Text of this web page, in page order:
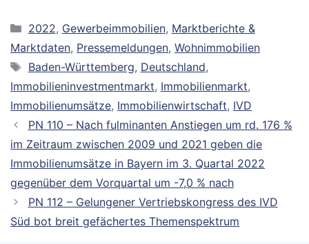
Kategorien
2022, Gewerbeimmobilien, Marktberichte &
Marktdaten, Pressemeldungen, Wohnimmobilien
Schlagwörter
Baden-Württemberg, Deutschland,
Immobilieninvestmentmarkt, Immobilienmarkt,
Immobilienumsätze, Immobilienwirtschaft, IVD
PN 110 – Nach fulminanten Anstiegen um rd. 176 %
im Zeitraum zwischen 2009 und 2021 geben die
Immobilienumsätze in Bayern im 3. Quartal 2022
gegenüber dem Vorquartal um -7,0 % nach
PN 112 – Gelungener Vertriebskongress des IVD
Süd bot breit gefächertes Themenspektrum